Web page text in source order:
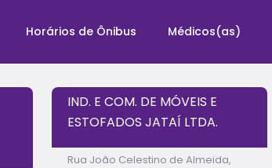
Horários de Ônibus Médicos(as)
IND. E COM. DE MÓVEIS E
ESTOFADOS JATAÍ LTDA.
Rua João Celestino de Almeida,